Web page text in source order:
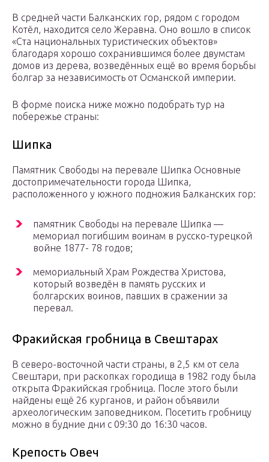
В средней части Балканских гор, рядом с городом
Котёл, находится село Жеравна. Оно вошло в список
«Ста национальных туристических объектов»
благодаря хорошо сохранившимся более двумстам
домов из дерева, возведённых ещё во время борьбы
болгар за независимость от Османской империи.
В форме поиска ниже можно подобрать тур на
побережье страны:
Шипка
Памятник Свободы на перевале Шипка Основные
достопримечательности города Шипка,
расположенного у южного подножия Балканских гор:
памятник Свободы на перевале Шипка —
мемориал погибшим воинам в русско-турецкой
войне 1877- 78 годов;
мемориальный Храм Рождества Христова,
который возведён в память русских и
болгарских воинов, павших в сражении за
перевал.
Фракийская гробница в Свештарах
В северо-восточной части страны, в 2,5 км от села
Свештари, при раскопках городища в 1982 году была
открыта Фракийская гробница. После этого были
найдены ещё 26 курганов, и район объявили
археологическим заповедником. Посетить гробницу
можно в будние дни с 09:30 до 16:30 часов.
Крепость Овеч